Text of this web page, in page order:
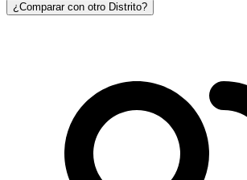
¿Comparar con otro Distrito?